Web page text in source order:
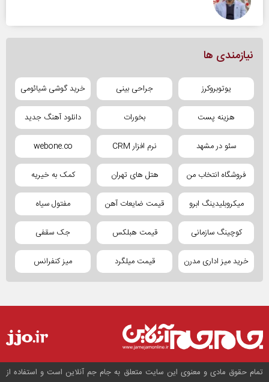
نیازمندی ها
یوتوبروکرز جراحی بینی خرید گوشی شیائومی
هزینه پست بخورات دانلود آهنگ جدید
سئو در مشهد نرم افزار CRM webone.co
فروشگاه انتخاب من هتل های تهران کمک به خیریه
میکروبلیدینگ ابرو قیمت ضایعات آهن مفتول سیاه
کوچینگ سازمانی قیمت هبلکس جک سقفی
خرید میز اداری مدرن قیمت میلگرد میز کنفرانس
تمام حقوق مادی و معنوی این سایت متعلق به جام جم آنلاین است و استفاده از